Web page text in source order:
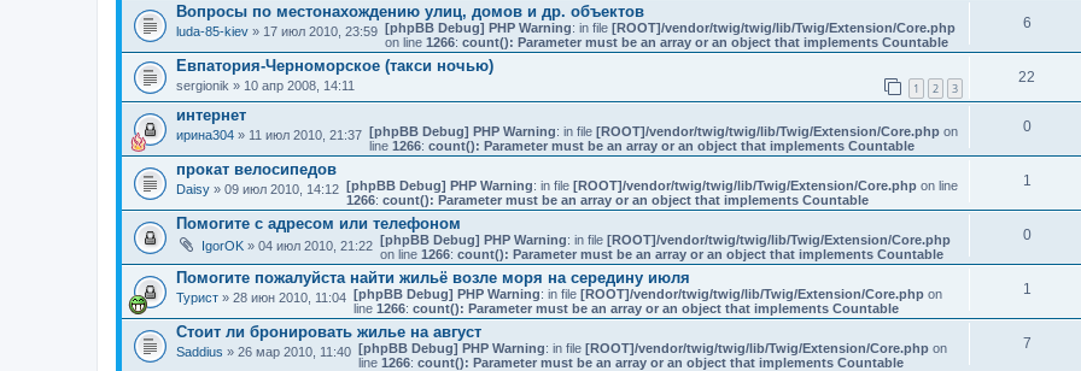
Вопросы по местонахождению улиц, домов и др. объектов
luda-85-kiev » 17 июл 2010, 23:59 [phpBB Debug] PHP Warning: in file [ROOT]/vendor/twig/twig/lib/Twig/Extension/Core.php
on line 1266: count(): Parameter must be an array or an object that implements Countable
6
Евпатория-Черноморское (такси ночью)
sergionik » 10 апр 2008, 14:11 1 2 3
22
интернет
ирина304 » 11 июл 2010, 21:37 [phpBB Debug] PHP Warning: in file [ROOT]/vendor/twig/twig/lib/Twig/Extension/Core.phpon
line 1266: count(): Parameter must be an array or an object that implements Countable
0
прокат велосипедов
Daisy » 09 июл 2010, 14:12 [phpBB Debug] PHP Warning: in file [ROOT]/vendor/twig/twig/lib/Twig/Extension/Core.phpon line
1266: count(): Parameter must be an array or an object that implements Countable
1
Помогите с адресом или телефоном
IgorOK » 04 июл 2010, 21:22 [phpBB Debug] PHP Warning: in file [ROOT]/vendor/twig/twig/lib/Twig/Extension/Core.php
on line 1266: count(): Parameter must be an array or an object that implements Countable
0
Помогите пожалуйста найти жильё возле моря на середину июля
Турист » 28 июн 2010, 11:04 [phpBB Debug] PHP Warning: in file [ROOT]/vendor/twig/twig/lib/Twig/Extension/Core.phpon
line 1266: count(): Parameter must be an array or an object that implements Countable
1
Стоит ли бронировать жилье на август
Saddius » 26 мар 2010, 11:40 [phpBB Debug] PHP Warning: in file [ROOT]/vendor/twig/twig/lib/Twig/Extension/Core.phpon
line 1266: count(): Parameter must be an array or an object that implements Countable
7